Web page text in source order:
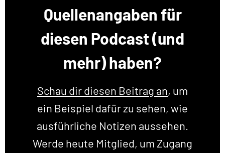
Quellenangaben für
diesen Podcast (und
mehr) haben?
Schau dir diesen Beitrag an, um
ein Beispiel dafür zu sehen, wie
ausführliche Notizen aussehen.
Werde heute Mitglied, um Zugang